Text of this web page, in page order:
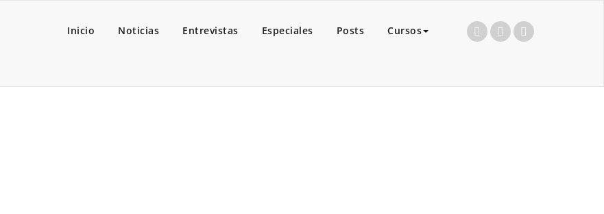
Inicio Noticias Entrevistas Especiales Posts Cursos